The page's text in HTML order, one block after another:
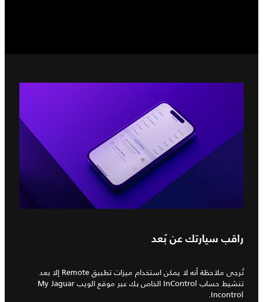
راقب سيارتك عن بُعد
تُرجى ملاحظة أنه لا يمكن استخدام ميزات تطبيق Remote إلا بعد
تنشيط حساب InControl الخاص بك عبر موقع الويب My Jaguar
Incontrol.